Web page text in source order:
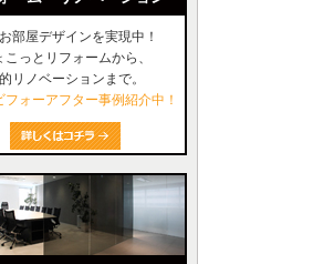
部屋デザインを実現中！
こっとリフォームから、
リノベーションまで。
フォーアフター事例紹介中！